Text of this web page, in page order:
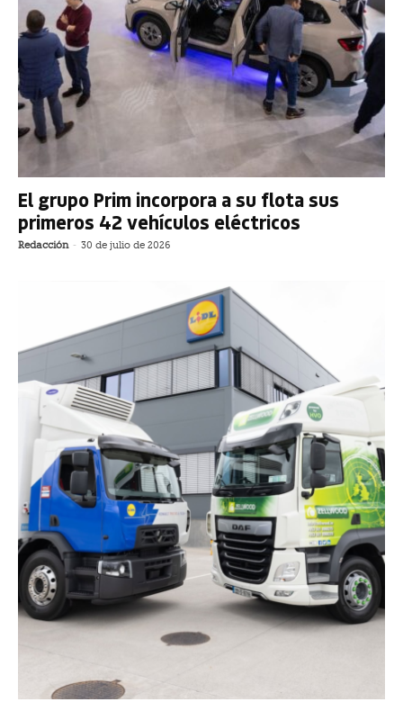
El grupo Prim incorpora a su flota sus
primeros 42 vehículos eléctricos
Redacción - 30 de julio de 2026